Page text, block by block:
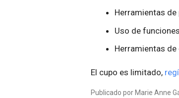
Herramientas
Uso de
Herramientas
El cupo es limitado,
Publicado por Marie Anne